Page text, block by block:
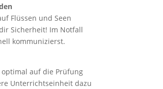
Flüssen und Seen
Sicherheit! Im Notfall
kommunizierst.
auf die Prüfung
Unterrichtseinheit dazu